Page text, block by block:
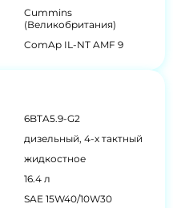
Cummins
(Великобритания)
ComAp IL-NT AMF 9
6BTA5.9-G2
дизельный, 4-х тактный
жидкостное
16.4 л
SAE 15W40/10W30